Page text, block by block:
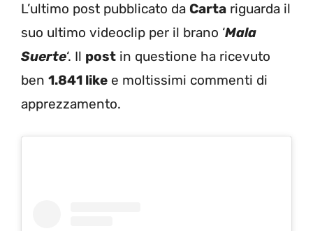
L’ultimo post pubblicato da Carta riguarda il
suo ultimo videoclip per il brano ‘Mala
Suerte‘. Il post in questione ha ricevuto
ben 1.841 like e moltissimi commenti di
apprezzamento.